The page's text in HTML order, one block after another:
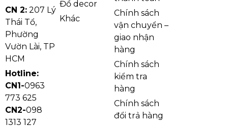
CN 2: 207 Lý
Thái Tổ,
Phường
Vườn Lài, TP
HCM
Hotline:
CN1-0963
773 625
CN2-098
1313 127
Đồ decor
Khác
Chính sách
vận chuyển –
giao nhận
hàng
Chính sách
kiểm tra
hàng
Chính sách
đổi trả hàng